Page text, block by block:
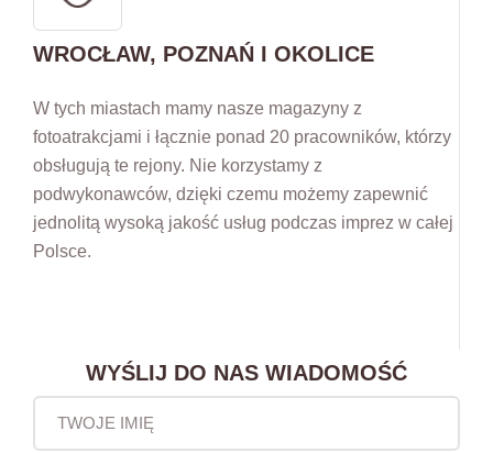
WROCŁAW, POZNAŃ I OKOLICE
W tych miastach mamy nasze magazyny z
fotoatrakcjami i łącznie ponad 20 pracowników, którzy
obsługują te rejony. Nie korzystamy z
podwykonawców, dzięki czemu możemy zapewnić
jednolitą wysoką jakość usług podczas imprez w całej
Polsce.
WYŚLIJ DO NAS WIADOMOŚĆ